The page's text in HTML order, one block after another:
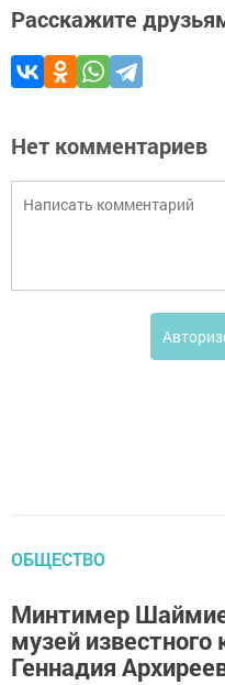
Расскажите
Нет комментариев
ОБЩЕСТВО
Минтимер
музей известного
Геннадия